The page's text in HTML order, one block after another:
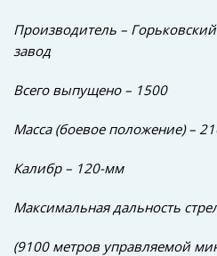
Производитель –
завод
Всего выпущено – 1500
Масса (боевое положение) –
Калибр – 120-мм
Максимальная дальность
(9100 метров управляемой